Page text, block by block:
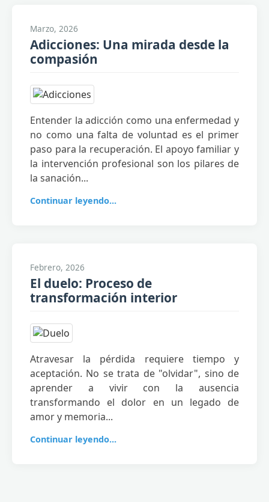
Marzo, 2026
Adicciones: Una mirada desde la
compasión
Entender la adicción como una enfermedad y
no como una falta de voluntad es el primer
paso para la recuperación. El apoyo familiar y
la intervención profesional son los pilares de
la sanación...
Continuar leyendo...
Febrero, 2026
El duelo: Proceso de
transformación interior
Atravesar la pérdida requiere tiempo y
aceptación. No se trata de "olvidar", sino de
aprender a vivir con la ausencia
transformando el dolor en un legado de
amor y memoria...
Continuar leyendo...